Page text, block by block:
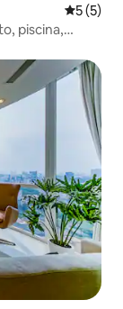
5 (5)
piscina,